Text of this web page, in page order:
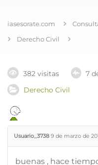
iasesorate.com
Derecho Civil
382 visitas
7
Derecho Civil
Usuario_3738 9 de marzo de
buenas , hace